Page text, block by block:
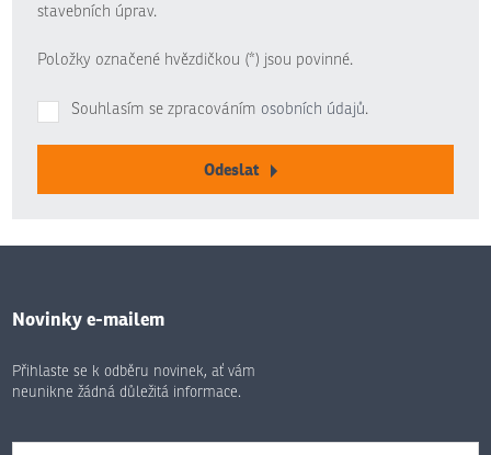
stavebních úprav.
Položky označené hvězdičkou (*) jsou povinné.
Souhlasím se zpracováním osobních údajů.
Odeslat
Novinky e-mailem
Přihlaste se k odběru novinek, ať vám
neunikne žádná důležitá informace.